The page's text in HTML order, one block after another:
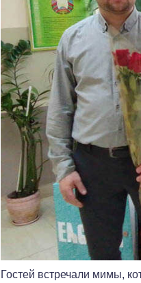
Гостей встречали мимы,